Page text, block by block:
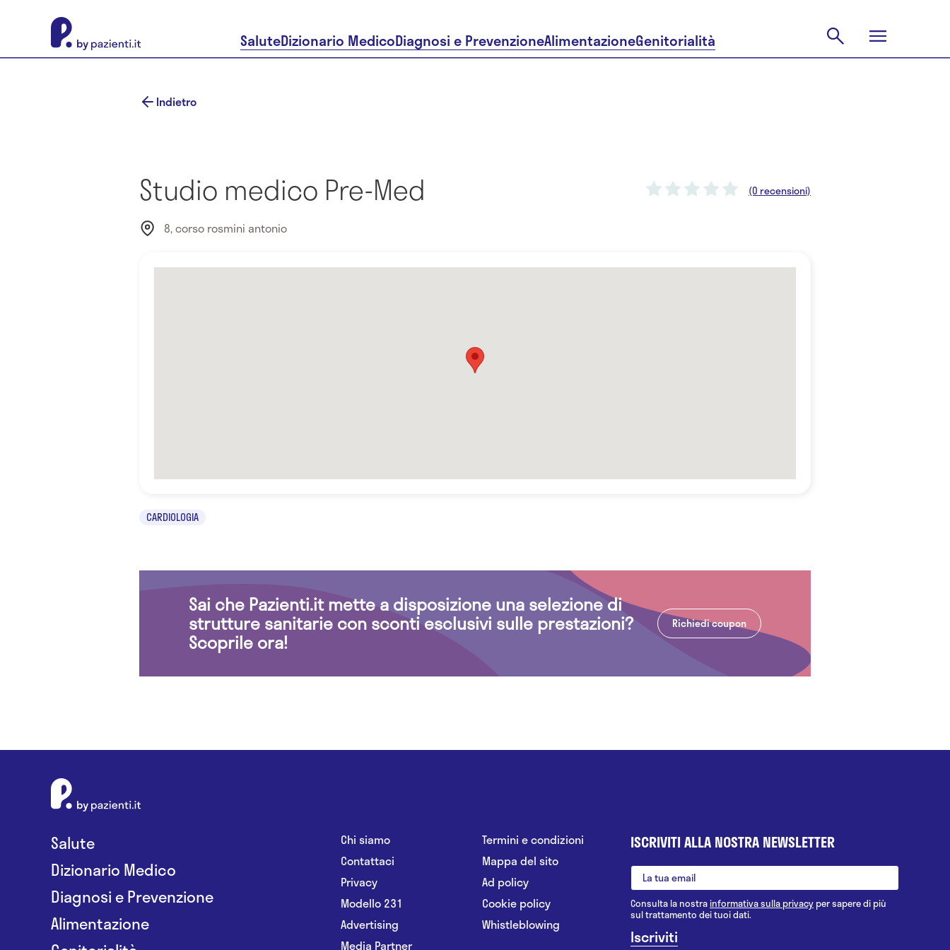
SaluteDizionario MedicoDiagnosi e PrevenzioneAlimentazioneGenitorialità
Indietro
Studio medico Pre-Med (0 recensioni)
8, corso rosmini antonio
CARDIOLOGIA
Sai che Pazienti.it mette a disposizione una selezione di
strutture sanitarie con sconti esclusivi sulle prestazioni?
Scoprile ora!
Richiedi coupon
Salute
Dizionario Medico
Diagnosi e Prevenzione
Alimentazione
Chi siamo
Contattaci
Privacy
Modello 231
Advertising
Media Partner
Termini e condizioni
Mappa del sito
Ad policy
Cookie policy
Whistleblowing
ISCRIVITI ALLA NOSTRA NEWSLETTER
Consulta la nostrainformativa sulla privacy per sapere di più
sul trattamento dei tuoi dati.